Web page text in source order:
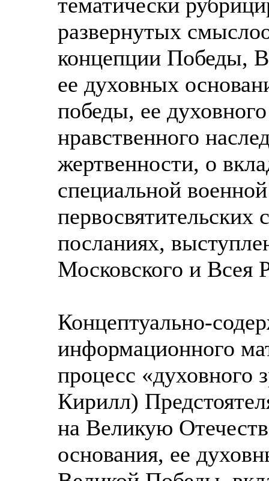
развернутых
концепции Победы,
ее духовных
победы, ее
нравственного
жертвенности, о
специальной
первосвятительских
посланиях,
Московского и
Концептуально-
информационного
процесс «духовного
Кирилл)
на Великую
основания, ее